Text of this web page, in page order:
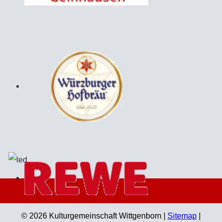
© 2026 Kulturgemeinschaft Wittgenborn | Sitemap